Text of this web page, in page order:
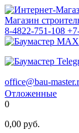
Магазин
8-4822-751-108
office@bau-
Отложенные
0
0,00 руб.